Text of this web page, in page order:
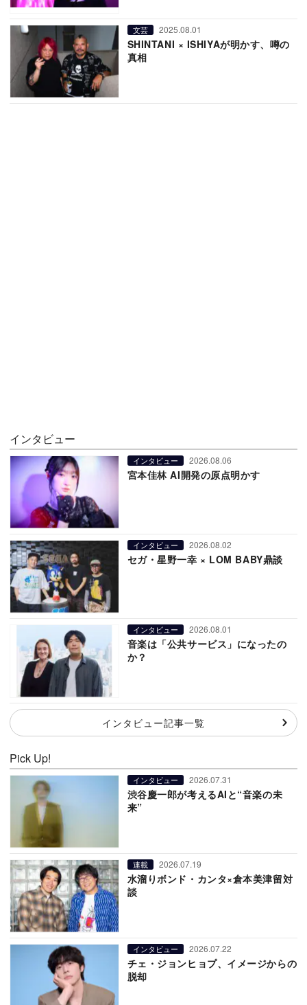
文芸 2025.08.01
SHINTANI × ISHIYAが明かす、噂の
真相
インタビュー
インタビュー 2026.08.06
宮本佳林 AI開発の原点明かす
インタビュー 2026.08.02
セガ・星野一幸 × LOM BABY鼎談
インタビュー 2026.08.01
音楽は「公共サービス」になったの
か？
インタビュー記事一覧
Pick Up!
インタビュー 2026.07.31
渋谷慶一郎が考えるAIと“音楽の未
来”
連載 2026.07.19
水溜りボンド・カンタ×倉本美津留対
談
インタビュー 2026.07.22
チェ・ジョンヒョプ、イメージからの
脱却